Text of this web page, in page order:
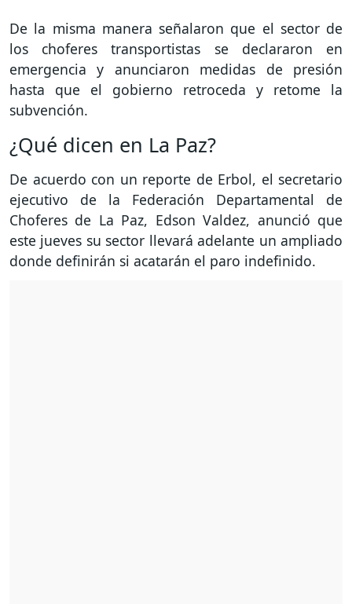
De la misma manera señalaron que el sector de
los choferes transportistas se declararon en
emergencia y anunciaron medidas de presión
hasta que el gobierno retroceda y retome la
subvención.
¿Qué dicen en La Paz?
De acuerdo con un reporte de Erbol, el secretario
ejecutivo de la Federación Departamental de
Choferes de La Paz, Edson Valdez, anunció que
este jueves su sector llevará adelante un ampliado
donde definirán si acatarán el paro indefinido.